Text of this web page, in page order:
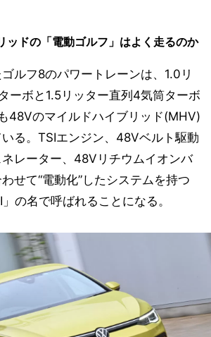
ッドの「電動ゴルフ」はよく走るのか
ルフ8のパワートレーンは、1.0リ
ーボと1.5リッター直列4気筒ターボ
48Vのマイルドハイブリッド(MHV)
る。TSIエンジン、48Vベルト駆動
レーター、48Vリチウムイオンバ
せて“電動化”したシステムを持つ
の名で呼ばれることになる。